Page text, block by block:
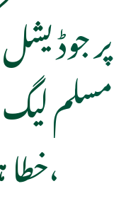
پر
مسلم
خطا ہوگئے ہیں،